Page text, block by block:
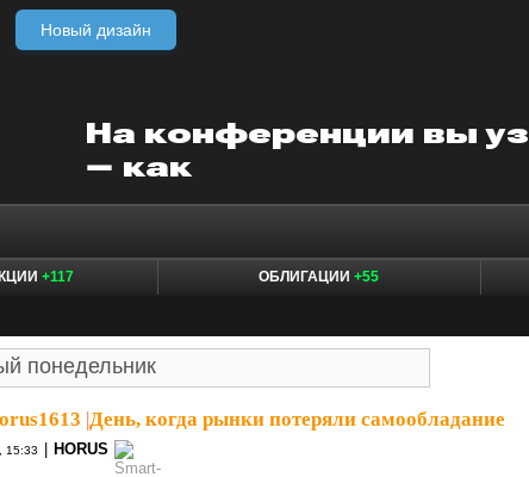
Новый дизайн
+117 ОБЛИГАЦИИ +55
День, когда рынки потеряли самообладание
15:33 HORUS